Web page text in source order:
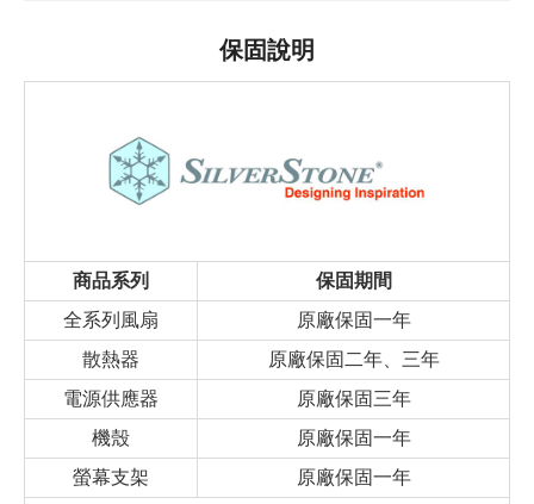
保固說明
商品系列
保固期間
全系列風扇
原廠保固一年
散熱器
原廠保固二年、三年
電源供應器
原廠保固三年
機殼
原廠保固一年
螢幕支架
原廠保固一年